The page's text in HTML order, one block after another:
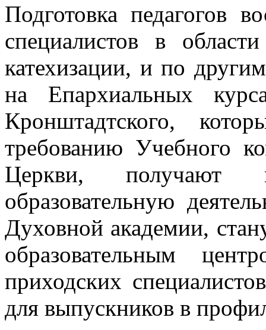
Подготовка педагогов
специалистов в
катехизации, и по
на Епархиальных
Кронштадтского,
требованию Учебного
Церкви, получают
образовательную
Духовной академии,
образовательным
приходских
для выпускников в